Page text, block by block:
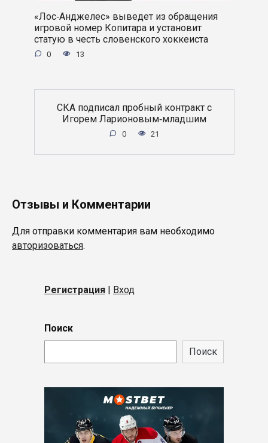
«Лос‑Анджелес» выведет из обращения
игровой номер Копитара и установит
статую в честь словенского хоккеиста
0 13
СКА подписал пробный контракт с
Игорем Ларионовым‑младшим
0 21
Отзывы и Комментарии
Для отправки комментария вам необходимо
авторизоваться.
Регистрация | Вход
Поиск
Поиск